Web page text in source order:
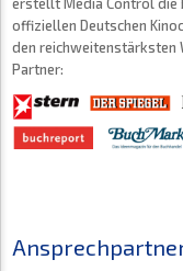
offiziellen Deutschen
den reichweitenstärksten
Partner: